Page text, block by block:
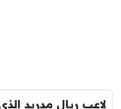
لاعب ريال مدريد